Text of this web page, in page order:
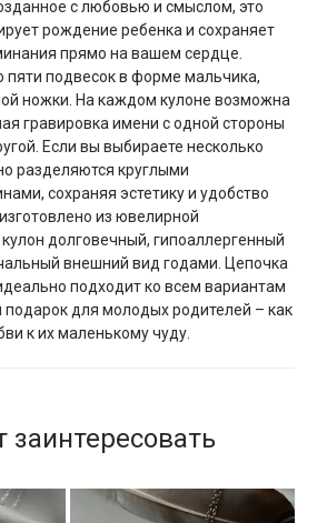
с любовью и смыслом, это
рождение ребенка и сохраняет
прямо на вашем сердце.
пяти подвесок в форме мальчика,
ножки. На каждом кулоне возможна
гравировка имени с одной стороны
Если вы выбираете несколько
разделяются круглыми
сохраняя эстетику и удобство
из ювелирной
долговечный, гипоаллергенный
внешний вид годами. Цепочка
подходит ко всем вариантам
для молодых родителей – как
к их маленькому чуду.